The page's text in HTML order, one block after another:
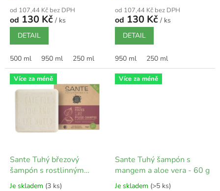
od 107,44 Kč bez DPH
od 130 Kč / ks
DETAIL
500 ml 950 ml 250 ml
od 107,44 Kč bez DPH
od 130 Kč / ks
DETAIL
950 ml 250 ml
Více za méně
Sante Tuhý březový
šampón s rostlinným
proteinem - 60 g
Je skladem (3 ks)
Více za méně
Sante Tuhý šampón s
mangem a aloe vera - 60 g
Je skladem (>5 ks)